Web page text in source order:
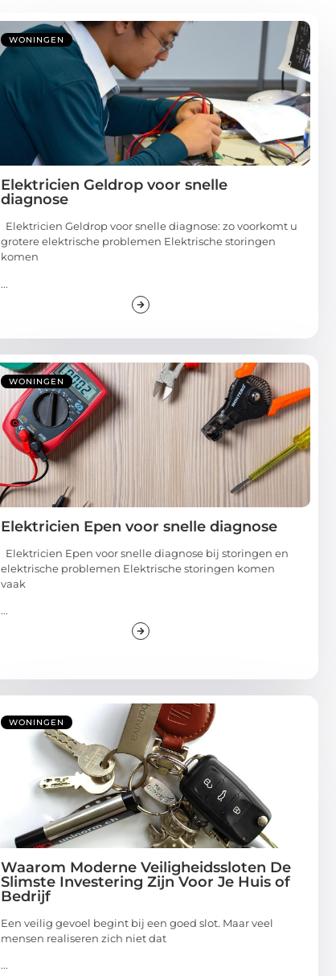
WONINGEN
Elektricien Geldrop voor snelle
diagnose
Elektricien Geldrop voor snelle diagnose: zo voorkomt u
grotere elektrische problemen Elektrische storingen
komen
...
WONINGEN
Elektricien Epen voor snelle diagnose
Elektricien Epen voor snelle diagnose bij storingen en
elektrische problemen Elektrische storingen komen
vaak
...
WONINGEN
Waarom Moderne Veiligheidssloten De
Slimste Investering Zijn Voor Je Huis of
Bedrijf
Een veilig gevoel begint bij een goed slot. Maar veel
mensen realiseren zich niet dat
...